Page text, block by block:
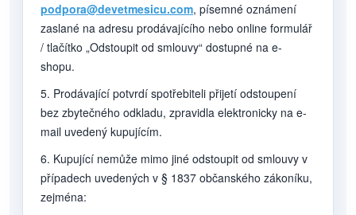
podpora@devetmesicu.com, písemné oznámení
zaslané na adresu prodávajícího nebo online formulář
/ tlačítko „Odstoupit od smlouvy“ dostupné na e-
shopu.
5. Prodávající potvrdí spotřebiteli přijetí odstoupení
bez zbytečného odkladu, zpravidla elektronicky na e-
mail uvedený kupujícím.
6. Kupující nemůže mimo jiné odstoupit od smlouvy v
případech uvedených v § 1837 občanského zákoníku,
zejména: